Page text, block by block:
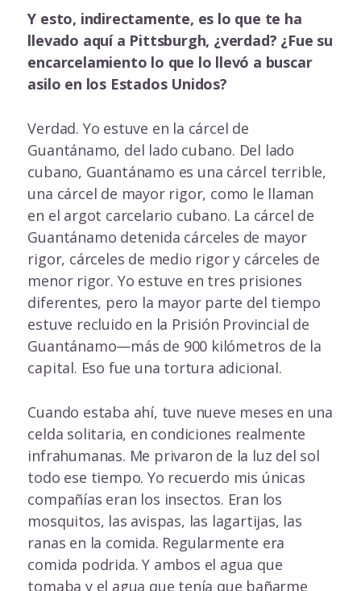
Y esto, indirectamente, es lo que te ha
llevado aquí a Pittsburgh, ¿verdad? ¿Fue su
encarcelamiento lo que lo llevó a buscar
asilo en los Estados Unidos?
Verdad. Yo estuve en la cárcel de
Guantánamo, del lado cubano. Del lado
cubano, Guantánamo es una cárcel terrible,
una cárcel de mayor rigor, como le llaman
en el argot carcelario cubano. La cárcel de
Guantánamo detenida cárceles de mayor
rigor, cárceles de medio rigor y cárceles de
menor rigor. Yo estuve en tres prisiones
diferentes, pero la mayor parte del tiempo
estuve recluido en la Prisión Provincial de
Guantánamo—más de 900 kilómetros de la
capital. Eso fue una tortura adicional.
Cuando estaba ahí, tuve nueve meses en una
celda solitaria, en condiciones realmente
infrahumanas. Me privaron de la luz del sol
todo ese tiempo. Yo recuerdo mis únicas
compañías eran los insectos. Eran los
mosquitos, las avispas, las lagartijas, las
ranas en la comida. Regularmente era
comida podrida. Y ambos el agua que
tomaba y el agua que tenía que bañarme